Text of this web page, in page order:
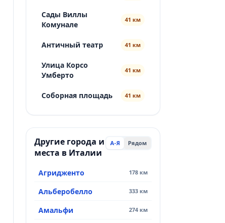
Сады Виллы
Комунале
41 км
Античный театр 41 км
Улица Корсо
Умберто
41 км
Соборная площадь 41 км
Другие города и
места в Италии
А-Я Рядом
Агридженто 178 км
Альберобелло 333 км
Амальфи 274 км